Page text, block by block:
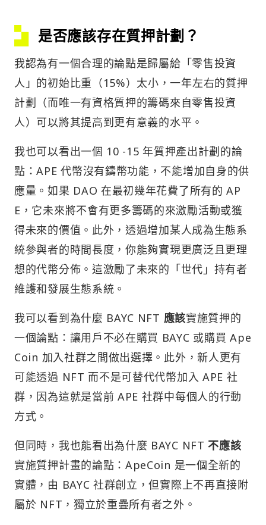
是否應該存在質押計劃？
我認為有一個合理的論點是歸屬給「零售投資
人」的初始比重（15%）太小，一年左右的質押
計劃（而唯一有資格質押的籌碼來自零售投資
人）可以將其提高到更有意義的水平。
我也可以看出一個 10 -15 年質押產出計劃的論
點：APE 代幣沒有鑄幣功能，不能增加自身的供
應量。如果 DAO 在最初幾年花費了所有的 AP
E，它未來將不會有更多籌碼的來激勵活動或獲
得未來的價值。此外，透過增加某人成為生態系
統參與者的時間長度，你能夠實現更廣泛且更理
想的代幣分佈。這激勵了未來的「世代」持有者
維護和發展生態系統。
我可以看到為什麼 BAYC NFT 應該實施質押的
一個論點：讓用戶不必在購買 BAYC 或購買 Ape
Coin 加入社群之間做出選擇。此外，新人更有
可能透過 NFT 而不是可替代代幣加入 APE 社
群，因為這就是當前 APE 社群中每個人的行動
方式。
但同時，我也能看出為什麼 BAYC NFT不應該
實施質押計畫的論點：ApeCoin 是一個全新的
實體，由 BAYC 社群創立，但實際上不再直接附
屬於 NFT，獨立於重疊所有者之外。